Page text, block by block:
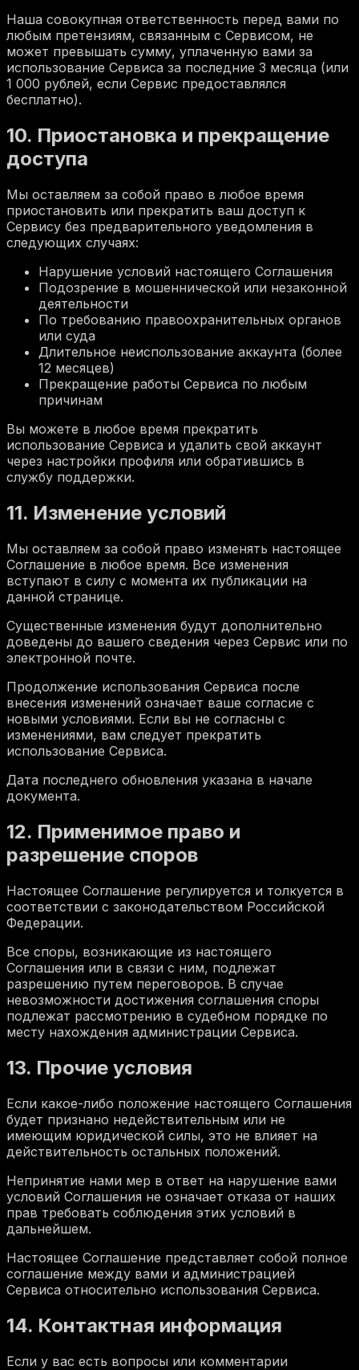
Наша совокупная ответственность перед вами по
любым претензиям, связанным с Сервисом, не
может превышать сумму, уплаченную вами за
использование Сервиса за последние 3 месяца (или
1 000 рублей, если Сервис предоставлялся
бесплатно).
10. Приостановка и прекращение
доступа
Мы оставляем за собой право в любое время
приостановить или прекратить ваш доступ к
Сервису без предварительного уведомления в
следующих случаях:
Нарушение условий настоящего Соглашения
Подозрение в мошеннической или незаконной
деятельности
По требованию правоохранительных органов
или суда
Длительное неиспользование аккаунта (более
12 месяцев)
Прекращение работы Сервиса по любым
причинам
Вы можете в любое время прекратить
использование Сервиса и удалить свой аккаунт
через настройки профиля или обратившись в
службу поддержки.
11. Изменение условий
Мы оставляем за собой право изменять настоящее
Соглашение в любое время. Все изменения
вступают в силу с момента их публикации на
данной странице.
Существенные изменения будут дополнительно
доведены до вашего сведения через Сервис или по
электронной почте.
Продолжение использования Сервиса после
внесения изменений означает ваше согласие с
новыми условиями. Если вы не согласны с
изменениями, вам следует прекратить
использование Сервиса.
Дата последнего обновления указана в начале
документа.
12. Применимое право и
разрешение споров
Настоящее Соглашение регулируется и толкуется в
соответствии с законодательством Российской
Федерации.
Все споры, возникающие из настоящего
Соглашения или в связи с ним, подлежат
разрешению путем переговоров. В случае
невозможности достижения соглашения споры
подлежат рассмотрению в судебном порядке по
месту нахождения администрации Сервиса.
13. Прочие условия
Если какое-либо положение настоящего Соглашения
будет признано недействительным или не
имеющим юридической силы, это не влияет на
действительность остальных положений.
Непринятие нами мер в ответ на нарушение вами
условий Соглашения не означает отказа от наших
прав требовать соблюдения этих условий в
дальнейшем.
Настоящее Соглашение представляет собой полное
соглашение между вами и администрацией
Сервиса относительно использования Сервиса.
14. Контактная информация
Если у вас есть вопросы или комментарии